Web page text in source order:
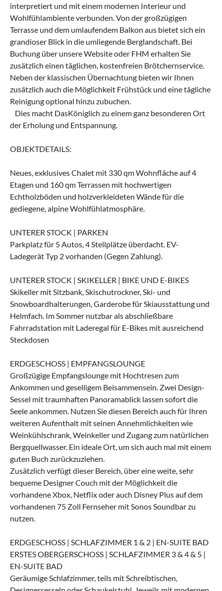
interpretiert und mit einem modernen Interieur und
Wohlfühlambiente verbunden. Von der großzügigen
Terrasse und dem umlaufendem Balkon aus bietet sich ein
grandioser Blick in die umliegende Berglandschaft. Bei
Buchung über unsere Website oder FHM erhalten Sie
zusätzlich einen täglichen, kostenfreien Brötchernservice.
Neben der klassischen Übernachtung bieten wir Ihnen
zusätzlich auch die Möglichkeit Frühstück und eine tägliche
Reinigung optional hinzu zubuchen.
Dies macht DasKöniglich zu einem ganz besonderen Ort
der Erholung und Entspannung.
OBJEKTDETAILS:
Neues, exklusives Chalet mit 330 qm Wohnfläche auf 4
Etagen und 160 qm Terrassen mit hochwertigen
Echtholzböden und holzverkleideten Wände für die
gediegene, alpine Wohlfühlatmosphäre.
UNTERER STOCK | PARKEN
Parkplatz für 5 Autos, 4 Stellplätze überdacht. EV-
Ladegerät Typ 2 vorhanden (Gegen Zahlung).
UNTERER STOCK | SKIKELLER | BIKE UND E-BIKES
Skikeller mit Sitzbank, Skischutrockner, Ski- und
Snowboardhalterungen, Garderobe für Skiausstattung und
Helmfach. Im Sommer nutzbar als abschließbare
Fahrradstation mit Laderegal für E-Bikes mit ausreichend
Steckdosen
ERDGESCHOSS | EMPFANGSLOUNGE
Großzügige Empfangslounge mit Hochtresen zum
Ankommen und geselligem Beisammensein. Zwei Design-
Sessel mit traumhaften Panoramablick lassen sofort die
Seele ankommen. Nutzen Sie diesen Bereich auch für Ihren
weiteren Aufenthalt mit seinen Annehmlichkeiten wie
Weinkühlschrank, Weinkeller und Zugang zum natürlichen
Bergquellwasser. Ein ideale Ort, um sich auch mal mit einem
guten Buch zurückzuziehen.
Zusätzlich verfügt dieser Bereich, über eine weite, sehr
bequeme Designer Couch mit der Möglichkeit die
vorhandene Xbox, Netflix oder auch Disney Plus auf dem
vorhandenen 75 Zoll Fernseher mit Sonos Soundbar zu
nutzen.
ERDGESCHOSS | SCHLAFZIMMER 1 & 2 | EN-SUITE BAD
ERSTES OBERGERSCHOSS | SCHLAFZIMMER 3 & 4 & 5 |
EN-SUITE BAD
Geräumige Schlafzimmer, teils mit Schreibtischen,